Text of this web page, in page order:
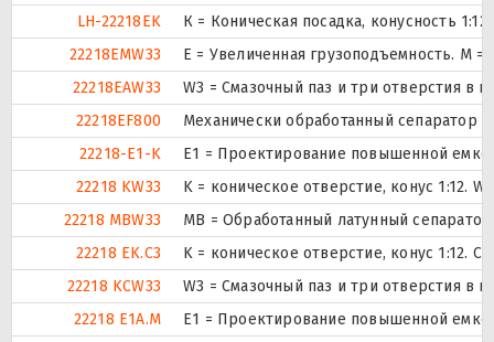
LH-22218EK
К = Коническая посадка, конусность 1:12.
22218EMW33
E = Увеличенная грузоподъемность. М
22218EAW33
W3 = Смазочный паз и три отверстия в
22218EF800
Механически обработанный сепаратор
22218-E1-K
E1 = Проектирование повышенной
22218 KW33
K = коническое отверстие, конус 1:12.
22218 MBW33
MB = Обработанный латунный
22218 EK.C3
K = коническое отверстие, конус 1:12.
22218 KCW33
W3 = Смазочный паз и три отверстия в
22218 E1A.M
E1 = Проектирование повышенной